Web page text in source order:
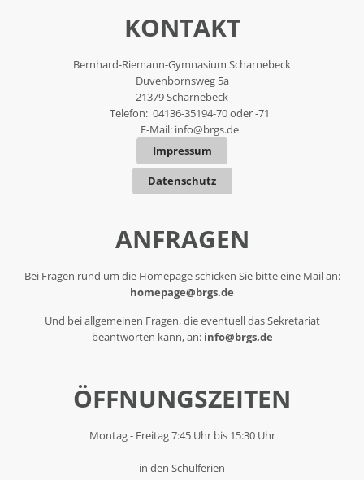
KONTAKT
Bernhard-Riemann-Gymnasium Scharnebeck
Duvenbornsweg 5a
21379 Scharnebeck
Telefon: 04136-35194-70 oder -71
E-Mail: info@brgs.de
Impressum
Datenschutz
ANFRAGEN
Bei Fragen rund um die Homepage schicken Sie bitte eine Mail an:
homepage@brgs.de
Und bei allgemeinen Fragen, die eventuell das Sekretariat
beantworten kann, an: info@brgs.de
ÖFFNUNGSZEITEN
Montag - Freitag 7:45 Uhr bis 15:30 Uhr
in den Schulferien